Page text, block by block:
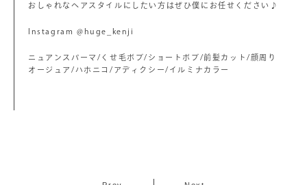
おしゃれなヘアスタイルにしたい方はぜひ僕にお任せください♪
Instagram @huge_kenji
ニュアンスパーマ/くせ毛ボブ/ショートボブ/前髪カット/顔周り
オージュア/ハホニコ/アディクシー/イルミナカラー